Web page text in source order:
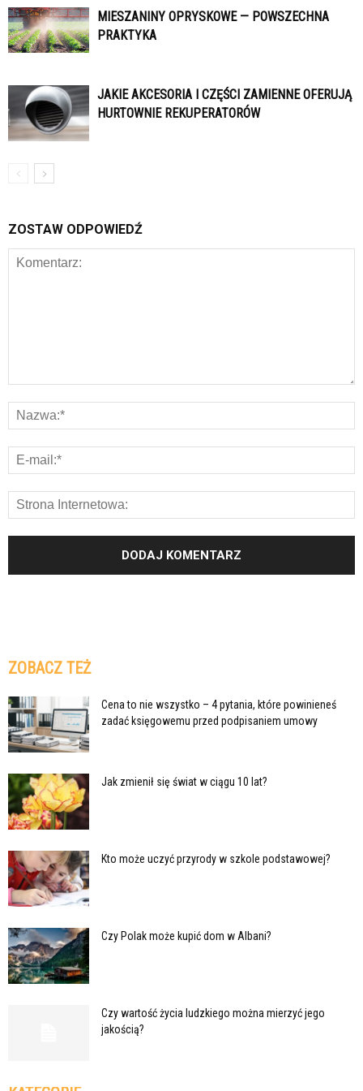
MIESZANINY OPRYSKOWE — POWSZECHNA
PRAKTYKA
JAKIE AKCESORIA I CZĘŚCI ZAMIENNE OFERUJĄ
HURTOWNIE REKUPERATORÓW
ZOSTAW ODPOWIEDŹ
ZOBACZ TEŻ
Cena to nie wszystko – 4 pytania, które powinieneś
zadać księgowemu przed podpisaniem umowy
Jak zmienił się świat w ciągu 10 lat?
Kto może uczyć przyrody w szkole podstawowej?
Czy Polak może kupić dom w Albani?
Czy wartość życia ludzkiego można mierzyć jego
jakością?